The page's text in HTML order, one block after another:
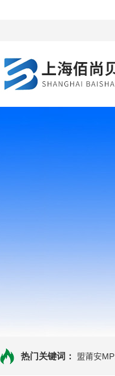
热门关键词： 盟莆安